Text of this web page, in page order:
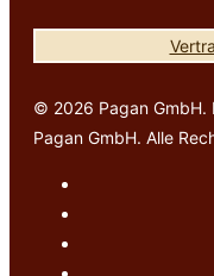
© 2026 Pagan GmbH.
Pagan GmbH. Alle